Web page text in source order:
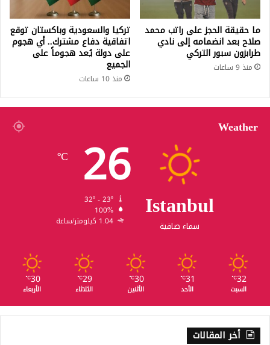
ما حقيقة الحجز على راتب محمد
صلاح بعد انضمامه إلى نادي
طرابزون سبور التركي
منذ 9 ساعات
تركيا والسعودية وباكستان توقع
اتفاقية دفاع مشترك.. أي هجوم
على دولة يُعد هجوماً على
الجميع
منذ 10 ساعات
Weather
Istanbul
سماء صافية
26
℃
100%
1.04 كيلومتر/ساعة
32
℃
السبت
31
℃
الأحد
30
℃
الأثنين
29
℃
الثلاثاء
30
℃
الأربعاء
أخر المقالات